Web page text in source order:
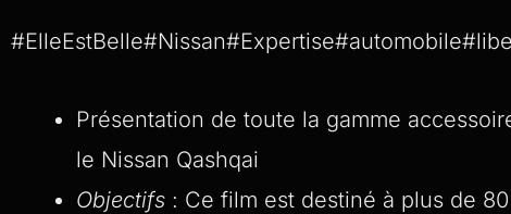
Présentation de toute la gamme
le Nissan Qashqai
Objectifs : Ce film est destiné à plus de